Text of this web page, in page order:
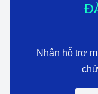
Nhận hỗ trợ